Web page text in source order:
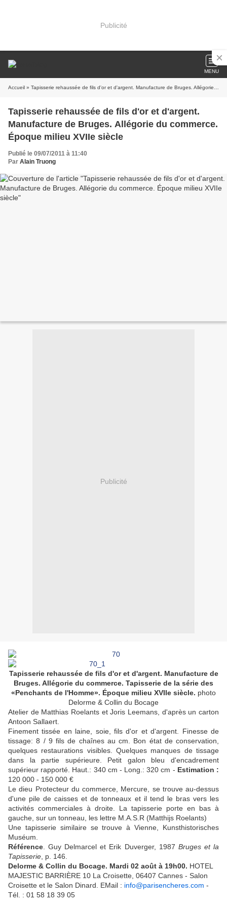
Publicité
MENU
Accueil » Tapisserie rehaussée de fils d'or et d'argent. Manufacture de Bruges. Allégorie du commerce. Époque milieu XVIIe siècle
Tapisserie rehaussée de fils d'or et d'argent.
Manufacture de Bruges. Allégorie du commerce.
Époque milieu XVIIe siècle
Publié le 09/07/2011 à 11:40
Par Alain Truong
Publicité
Tapisserie rehaussée de fils d'or et d'argent. Manufacture de
Bruges. Allégorie du commerce. Tapisserie de la série des
«Penchants de l'Homme». Époque milieu XVIIe siècle. photo
Delorme & Collin du Bocage
Atelier de Matthias Roelants et Joris Leemans, d'après un carton
Antoon Sallaert.
Finement tissée en laine, soie, fils d'or et d'argent. Finesse de
tissage: 8 / 9 fils de chaînes au cm. Bon état de conservation,
quelques restaurations visibles. Quelques manques de tissage
dans la partie supérieure. Petit galon bleu d'encadrement
supérieur rapporté. Haut.: 340 cm - Long.: 320 cm - Estimation :
120 000 - 150 000 €
Le dieu Protecteur du commerce, Mercure, se trouve au-dessus
d'une pile de caisses et de tonneaux et il tend le bras vers les
activités commerciales à droite. La tapisserie porte en bas à
gauche, sur un tonneau, les lettre M.A.S.R (Matthijs Roelants)
Une tapisserie similaire se trouve à Vienne, Kunsthistorisches
Muséum.
Référence . Guy Delmarcel et Erik Duverger, 1987 Bruges et la
Tapisserie , p. 146.
Delorme & Collin du Bocage. Mardi 02 août à 19h00. HOTEL
MAJESTIC BARRIÈRE 10 La Croisette, 06407 Cannes - Salon
Croisette et le Salon Dinard. EMail : info@parisencheres.com -
Tél. : 01 58 18 39 05